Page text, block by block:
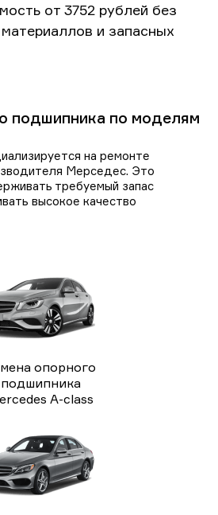
от 3752 рублей без
и запасных
подшипника по моделям
на ремонте
Мерседес. Это
требуемый запас
высокое качество
опорного
подшипника
A-class